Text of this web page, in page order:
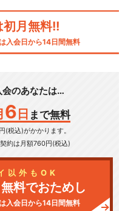
初月無料!!
入会日から14日間無料
のあなたは…
6 日 まで無料
(税込)がかかります。
約は月額760円(税込)
以外もOK
料でおためし
入会日から14日間無料